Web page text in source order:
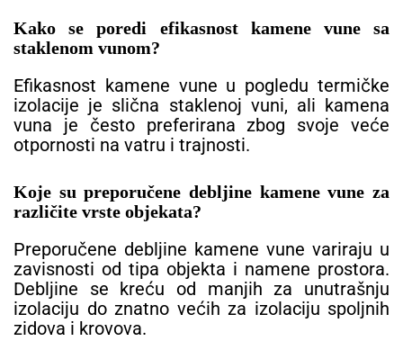
Kako se poredi efikasnost kamene vune sa
staklenom vunom?
Efikasnost kamene vune u pogledu termičke
izolacije je slična staklenoj vuni, ali kamena
vuna je često preferirana zbog svoje veće
otpornosti na vatru i trajnosti.
Koje su preporučene debljine kamene vune za
različite vrste objekata?
Preporučene debljine kamene vune variraju u
zavisnosti od tipa objekta i namene prostora.
Debljine se kreću od manjih za unutrašnju
izolaciju do znatno većih za izolaciju spoljnih
zidova i krovova.